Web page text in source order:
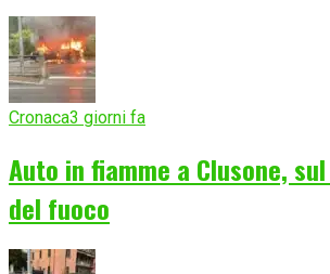
Cronaca3 giorni fa
Auto in fiamme a Clusone,
del fuoco